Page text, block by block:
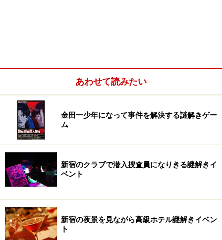
あわせて読みたい
金田一少年になって事件を解決する謎解きゲー
ム
新宿のクラブで潜入捜査員になりきる謎解きイ
ベント
新宿の夜景を見ながら高級ホテル謎解きイベン
ト